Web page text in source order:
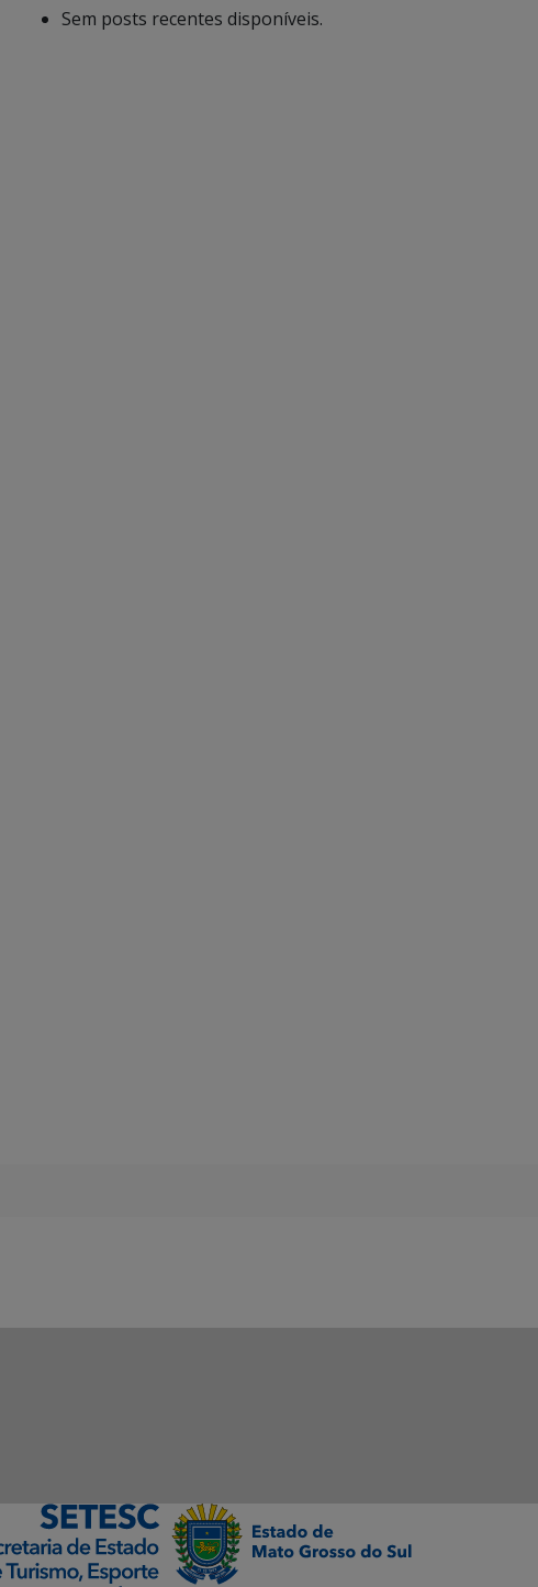
Sem posts recentes disponíveis.